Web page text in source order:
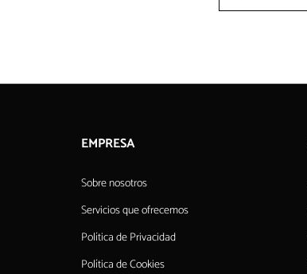
EMPRESA
Sobre nosotros
Servicios que ofrecemos
Política de Privacidad
Política de Cookies